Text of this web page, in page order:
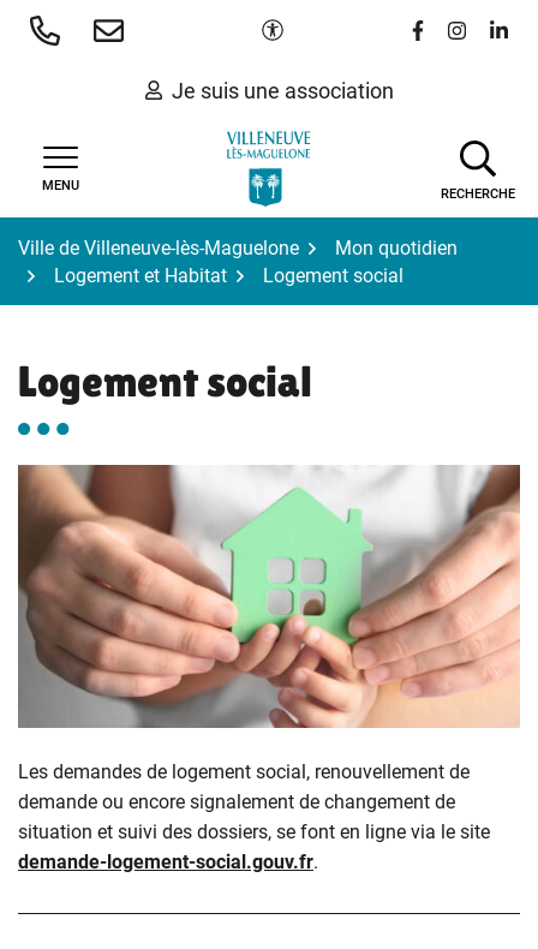
Aller
Paramètres d'accessibilité
Lien vers le
Lien vers
Lien
Je suis une association
MENU
RECHERCHE
Ville de Villeneuve-lès-Maguelone
Mon quotidien
Logement et Habitat
Logement social
Logement social
Les demandes de logement social, renouvellement de
demande ou encore signalement de changement de
situation et suivi des dossiers, se font en ligne via le site
demande-logement-social.gouv.fr.